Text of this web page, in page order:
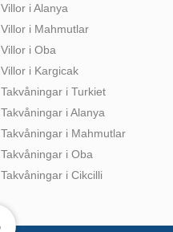
Villor i Alanya
Villor i Mahmutlar
Villor i Oba
Villor i Kargicak
Takvåningar i Turkiet
Takvåningar i Alanya
Takvåningar i Mahmutlar
Takvåningar i Oba
Takvåningar i Cikcilli